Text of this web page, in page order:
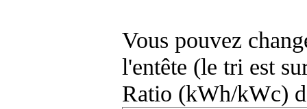
Vous pouvez
l'entête (le tri est
Ratio (kWh/kWc)